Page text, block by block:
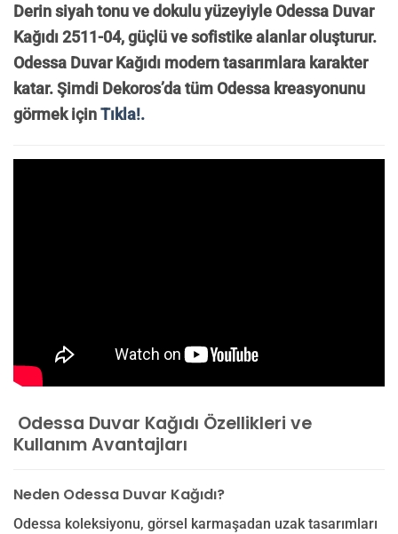
Derin siyah tonu ve dokulu yüzeyiyle Odessa Duvar
Kağıdı 2511-04, güçlü ve sofistike alanlar oluşturur.
Odessa Duvar Kağıdı modern tasarımlara karakter
katar. Şimdi Dekoros’da tüm Odessa kreasyonunu
görmek içinTıkla!.
Odessa Duvar Kağıdı Özellikleri ve
Kullanım Avantajları
Neden Odessa Duvar Kağıdı?
Odessa koleksiyonu, görsel karmaşadan uzak tasarımları